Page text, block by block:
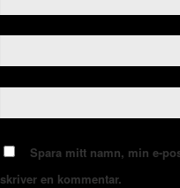
Spara mitt namn, min e-
skriver en kommentar.